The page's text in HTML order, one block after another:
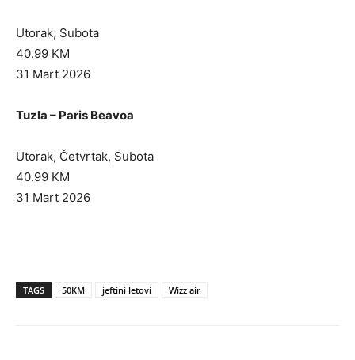
Utorak, Subota
40.99 KM
31 Mart 2026
Tuzla – Paris Beavoa
Utorak, Četvrtak, Subota
40.99 KM
31 Mart 2026
TAGS 50KM jeftini letovi Wizz air